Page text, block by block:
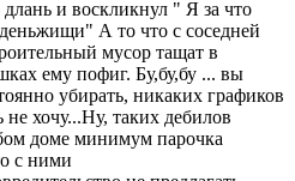
и воскликнул " Я за что
А то что с соседней
мусор тащат в
ему пофиг. Бу,бу,бу ... вы
убирать, никаких графиков
не хочу...Ну, таких дебилов
доме минимум парочка
с ними